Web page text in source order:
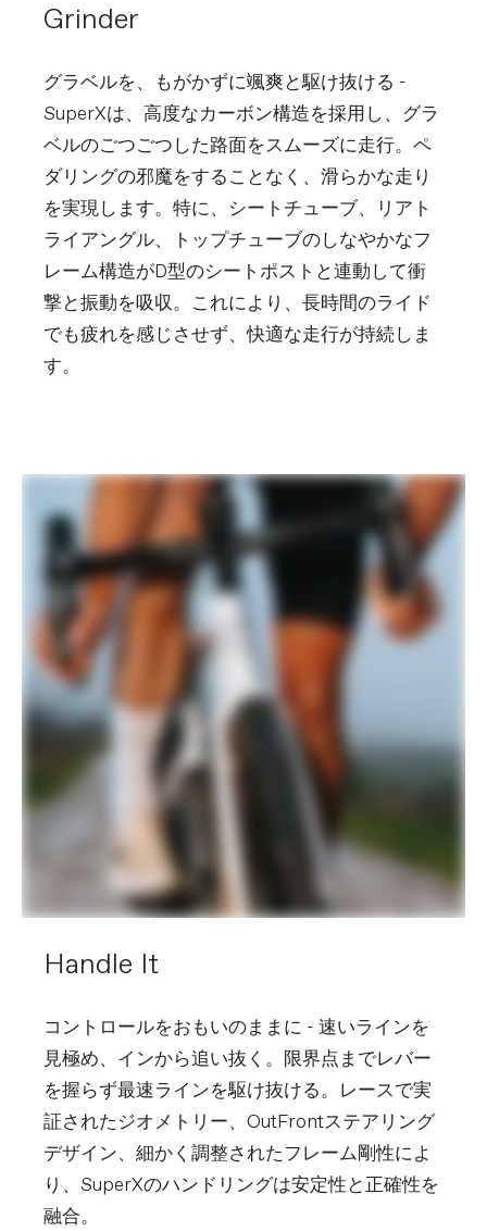
Grinder
グラベルを、もがかずに颯爽と駆け抜ける -
SuperXは、高度なカーボン構造を採用し、グラ
ベルのごつごつした路面をスムーズに走行。ペ
ダリングの邪魔をすることなく、滑らかな走り
を実現します。特に、シートチューブ、リアト
ライアングル、トップチューブのしなやかなフ
レーム構造がD型のシートポストと連動して衝
撃と振動を吸収。これにより、長時間のライド
でも疲れを感じさせず、快適な走行が持続しま
す。
Handle It
コントロールをおもいのままに - 速いラインを
見極め、インから追い抜く。限界点までレバー
を握らず最速ラインを駆け抜ける。レースで実
証されたジオメトリー、OutFrontステアリング
デザイン、細かく調整されたフレーム剛性によ
り、SuperXのハンドリングは安定性と正確性を
融合。